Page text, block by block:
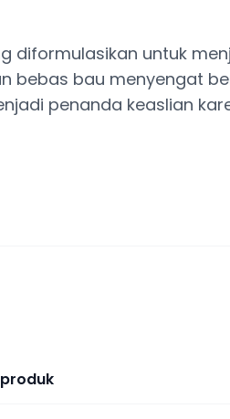
diformulasikan untuk
bebas bau menyengat
penanda keaslian
produk